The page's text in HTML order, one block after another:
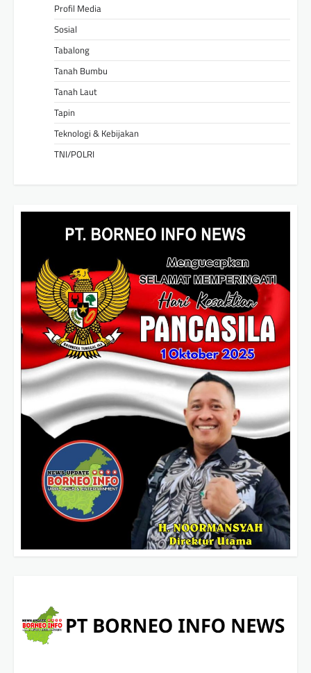
Profil Media
Sosial
Tabalong
Tanah Bumbu
Tanah Laut
Tapin
Teknologi & Kebijakan
TNI/POLRI